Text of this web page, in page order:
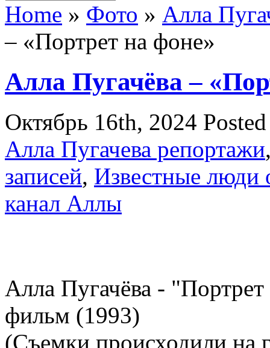
Home » Фото » Алла
– «Портрет на фоне»
Алла Пугачёва –
Октябрь 16th, 2024
Алла Пугачева репортажи
записей, Известные люди
канал Аллы
Алла Пугачёва -
фильм (1993)
(Съемки происходили на